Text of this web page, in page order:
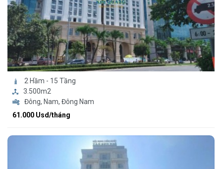
2 Hầm - 15 Tầng
3.500m2
Đông, Nam, Đông Nam
61.000 Usd/tháng